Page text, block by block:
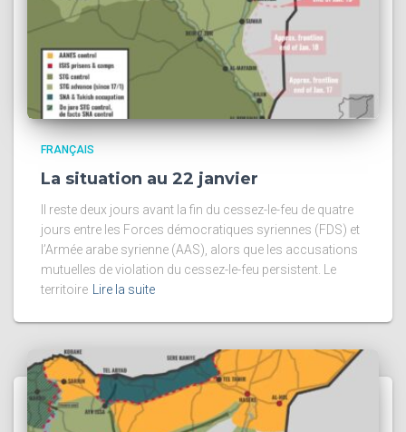
FRANÇAIS
La situation au 22 janvier
Il reste deux jours avant la fin du cessez-le-feu de quatre
jours entre les Forces démocratiques syriennes (FDS) et
l’Armée arabe syrienne (AAS), alors que les accusations
mutuelles de violation du cessez-le-feu persistent. Le
territoire Lire la suite